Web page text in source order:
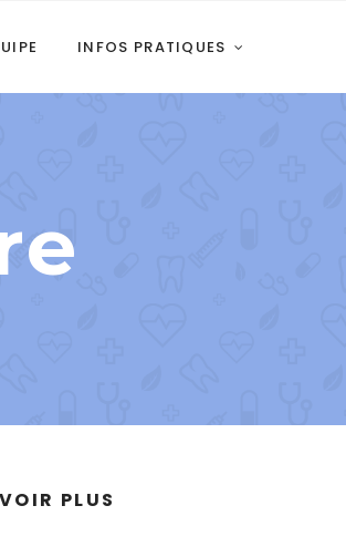
INFOS PRATIQUES
PLUS